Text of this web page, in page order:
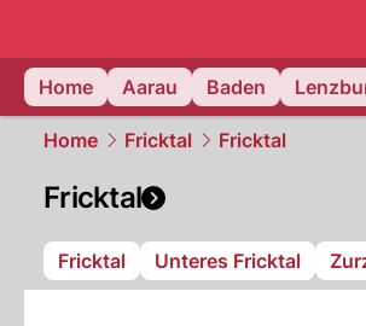
Home
Aarau Baden
Home Fricktal Fricktal
Fricktal
Fricktal Unteres Fricktal